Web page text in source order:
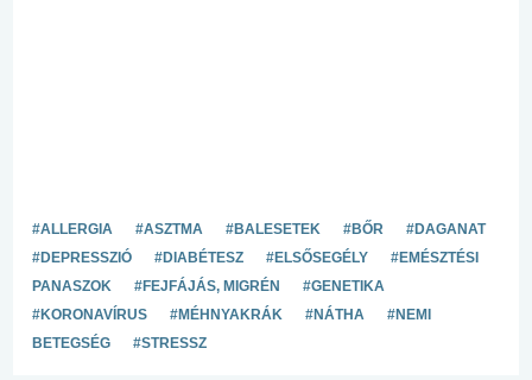
#ALLERGIA #ASZTMA #BALESETEK #BŐR
#DAGANAT
#DEPRESSZIÓ
#DIABÉTESZ #ELSŐSEGÉLY
#EMÉSZTÉSI
PANASZOK
#FEJFÁJÁS, MIGRÉN
#GENETIKA
#KORONAVÍRUS
#MÉHNYAKRÁK #NÁTHA
#NEMI
BETEGSÉG
#STRESSZ